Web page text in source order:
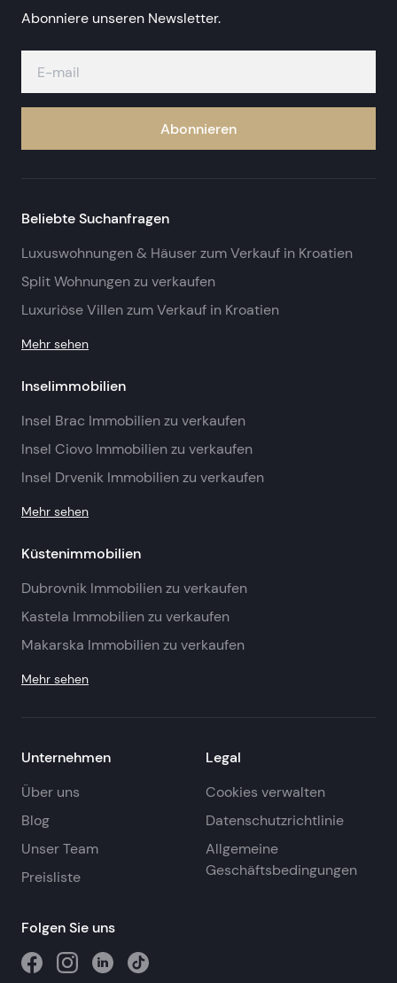
Abonniere unseren Newsletter.
Abonnieren
Beliebte Suchanfragen
Luxuswohnungen & Häuser zum Verkauf in Kroatien
Split Wohnungen zu verkaufen
Luxuriöse Villen zum Verkauf in Kroatien
Mehr sehen
Inselimmobilien
Insel Brac Immobilien zu verkaufen
Insel Ciovo Immobilien zu verkaufen
Insel Drvenik Immobilien zu verkaufen
Mehr sehen
Küstenimmobilien
Dubrovnik Immobilien zu verkaufen
Kastela Immobilien zu verkaufen
Makarska Immobilien zu verkaufen
Mehr sehen
Unternehmen
Über uns
Blog
Unser Team
Preisliste
Legal
Cookies verwalten
Datenschutzrichtlinie
Allgemeine
Geschäftsbedingungen
Folgen Sie uns